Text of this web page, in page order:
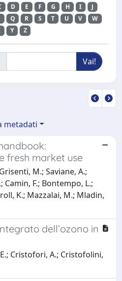
D E F G H I
J
Q R S T U V
W
Y Z
metadati
fresh market use
M.; Saviane, A.;
Camin, F.; Bontempo, L.;
K.; Mazzalai, M.; Mladin,
dell’ozono in
Cristofori, A.; Cristofolini,